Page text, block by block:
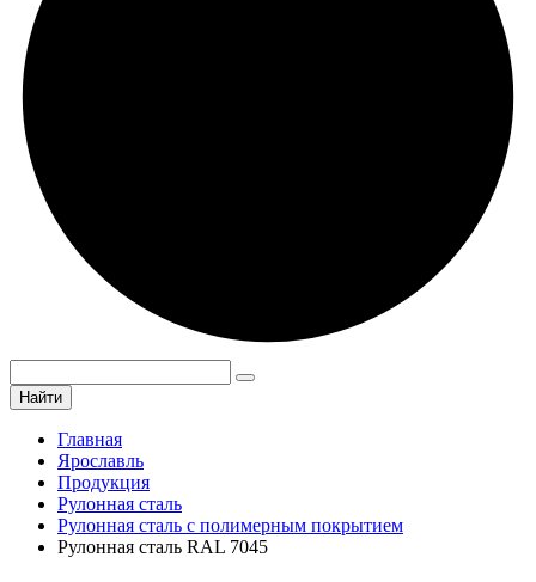
Найти
Главная
Ярославль
Продукция
Рулонная сталь
Рулонная сталь с полимерным покрытием
Рулонная сталь RAL 7045